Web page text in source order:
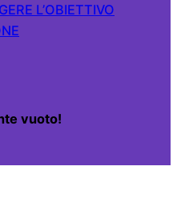
L’OBIETTIVO
vuoto!